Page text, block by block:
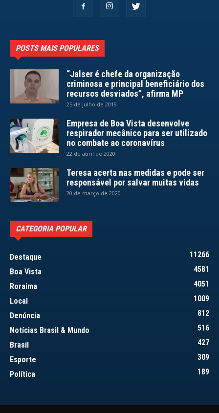
POSTS MAIS POPULARES
“Jalser é chefe da organização
criminosa e principal beneficiário dos
recursos desviados”, afirma MP
25 de julho de 2019
Empresa de Boa Vista desenvolve
respirador mecânico para ser utilizado
no combate ao coronavírus
22 de abril de 2020
Teresa acerta nas medidas e pode ser
responsável por salvar muitas vidas
20 de março de 2020
CATEGORIA POPULAR
Destaque
11266
Boa Vista
4581
Roraima
4051
Local
1009
Denúncia
812
Notícias Brasil & Mundo
516
Brasil
427
Esporte
309
Política
189